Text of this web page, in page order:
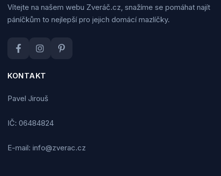
Vítejte na našem webu Zveráč.cz, snažíme se pomáhat najít
páníčkům to nejlepší pro jejich domácí mazlíčky.
KONTAKT
Pavel Jirouš
IČ: 06484824
E-mail: info@zverac.cz